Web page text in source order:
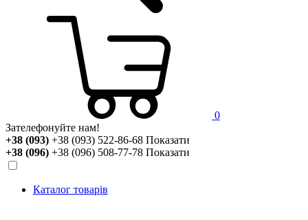
0
Зателефонуйте нам!
+38 (093) +38 (093) 522-86-68 Показати
+38 (096) +38 (096) 508-77-78 Показати
Каталог товарів